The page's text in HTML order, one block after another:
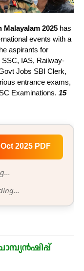
2025 has
events with a
aspirants for
IAS, Railway-
Jobs SBI Clerk,
entrance exams,
Examinations. 15
2025 PDF